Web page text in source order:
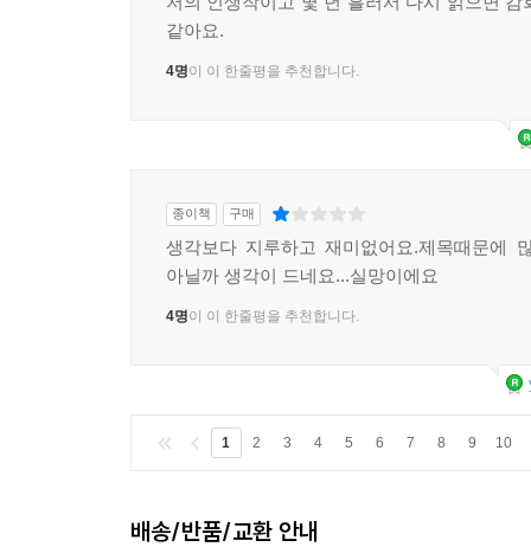
같아요.
4명이 이 한줄평을 추천합니다.
종이책 구매
생각보다 지루하고 재미없어요.제목때문에
아닐까 생각이 드네요...실망이에요
4명이 이 한줄평을 추천합니다.
1 2 3 4 5 6 7 8 9 10
배송/반품/교환 안내